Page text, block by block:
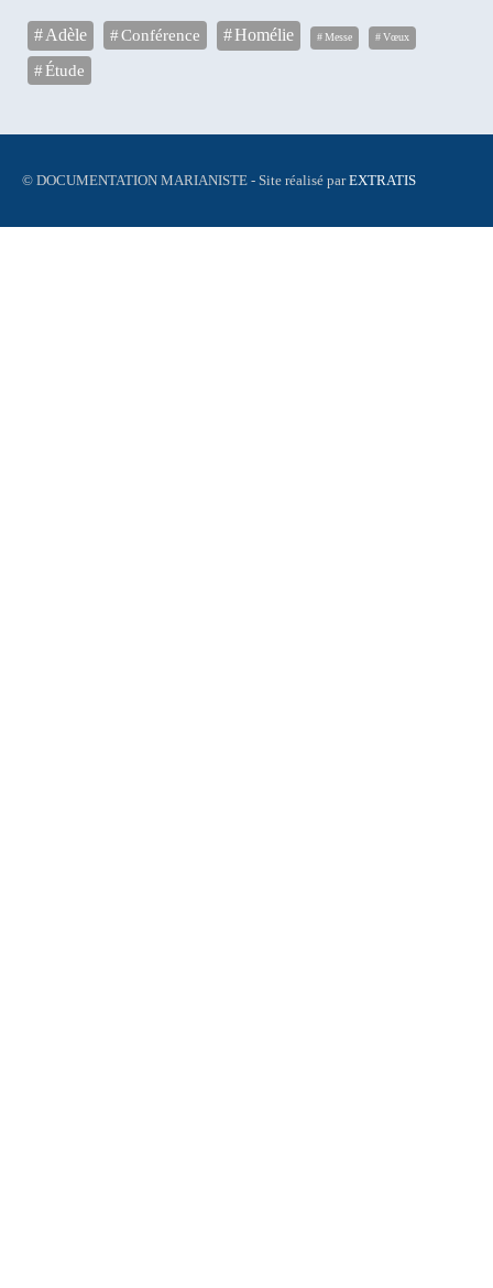
Adèle Conférence Homélie Messe Vœux
Étude
© DOCUMENTATION MARIANISTE - Site réalisé parEXTRATIS